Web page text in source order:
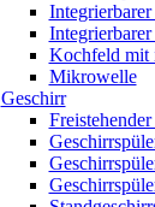
Kochfeld mit
Mikrowelle
Geschirr